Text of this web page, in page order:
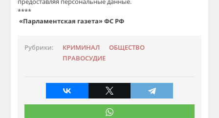
****
«Парламентская газета» ФС РФ
Рубрики: КРИМИНАЛ
ОБЩЕСТВО
ПРАВОСУДИЕ